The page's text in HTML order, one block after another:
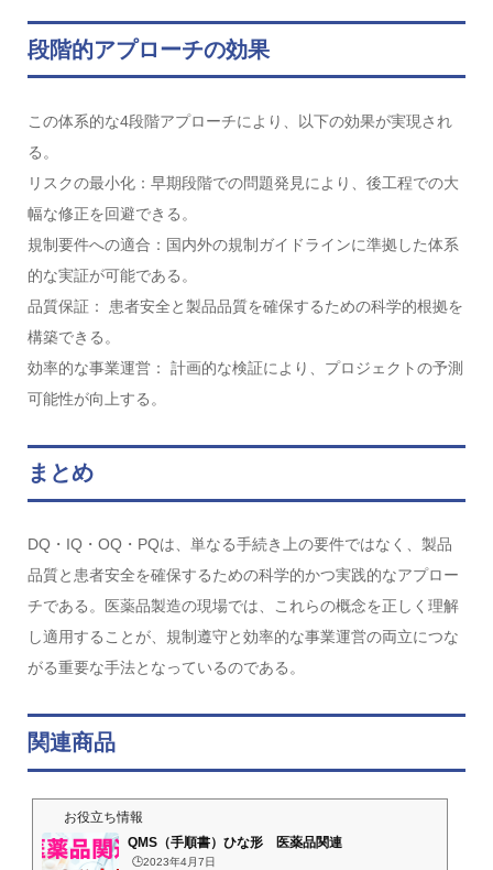
段階的アプローチの効果
この体系的な4段階アプローチにより、以下の効果が実現され
る。
リスクの最小化：早期段階での問題発見により、後工程での大
幅な修正を回避できる。
規制要件への適合：国内外の規制ガイドラインに準拠した体系
的な実証が可能である。
品質保証： 患者安全と製品品質を確保するための科学的根拠を
構築できる。
効率的な事業運営： 計画的な検証により、プロジェクトの予測
可能性が向上する。
まとめ
DQ・IQ・OQ・PQは、単なる手続き上の要件ではなく、製品
品質と患者安全を確保するための科学的かつ実践的なアプロー
チである。医薬品製造の現場では、これらの概念を正しく理解
し適用することが、規制遵守と効率的な事業運営の両立につな
がる重要な手法となっているのである。
関連商品
お役立ち情報
QMS（手順書）ひな形 医薬品関連
🕒️2023年4月7日